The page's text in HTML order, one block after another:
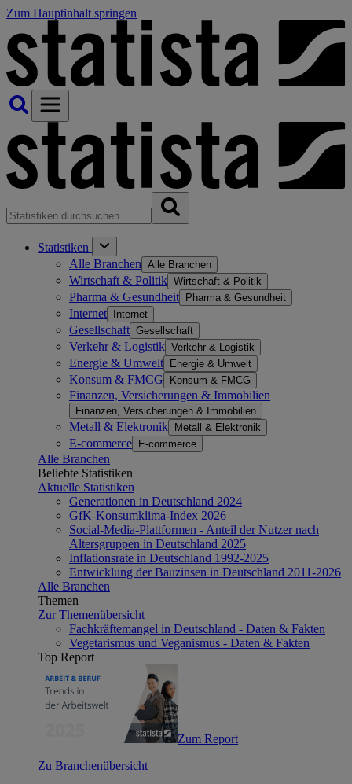
Zum Hauptinhalt springen
Statistiken
Alle Branchen Alle Branchen
Wirtschaft & Politik Wirtschaft & Politik
Pharma & Gesundheit Pharma & Gesundheit
Internet Internet
Gesellschaft Gesellschaft
Verkehr & Logistik Verkehr & Logistik
Energie & Umwelt Energie & Umwelt
Konsum & FMCG Konsum & FMCG
Finanzen, Versicherungen & Immobilien
Finanzen, Versicherungen & Immobilien
Metall & Elektronik Metall & Elektronik
E-commerce E-commerce
Alle Branchen
Beliebte Statistiken
Aktuelle Statistiken
Generationen in Deutschland 2024
GfK-Konsumklima-Index 2026
Social-Media-Plattformen - Anteil der Nutzer nach
Altersgruppen in Deutschland 2025
Inflationsrate in Deutschland 1992-2025
Entwicklung der Bauzinsen in Deutschland 2011-2026
Alle Branchen
Themen
Zur Themenübersicht
Fachkräftemangel in Deutschland - Daten & Fakten
Vegetarismus und Veganismus - Daten & Fakten
Top Report
Zum Report
Zu Branchenübersicht